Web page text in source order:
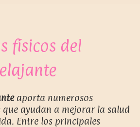
físicos del
aporta numerosos
que ayudan a mejorar la salud
Entre los principales